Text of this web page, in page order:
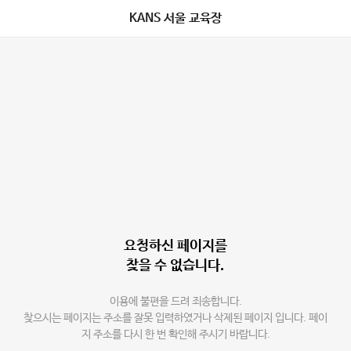
KANS 서울 교육장
요청하신 페이지를
찾을 수 없습니다.
이용에 불편을 드려 죄송합니다.
찾으시는 페이지는 주소를 잘못 입력하였거나 삭제된 페이지 입니다. 페이
지 주소를 다시 한 번 확인해 주시기 바랍니다.